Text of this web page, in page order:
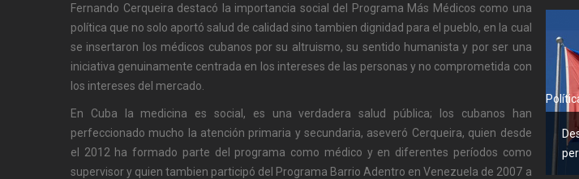
Fernando Cerqueira destacó la importancia social del Programa Más Médicos como una
política que no solo aportó salud de calidad sino tambien dignidad para el pueblo, en la cual
se insertaron los médicos cubanos por su altruismo, su sentido humanista y por ser una
iniciativa genuinamente centrada en los intereses de las personas y no comprometida con
los intereses del mercado.
En Cuba la medicina es social, es una verdadera salud pública; los cubanos han
perfeccionado mucho la atención primaria y secundaria, aseveró Cerqueira, quien desde
el 2012 ha formado parte del programa como médico y en diferentes períodos como
supervisor y quien tambien participó del Programa Barrio Adentro en Venezuela de 2007 a